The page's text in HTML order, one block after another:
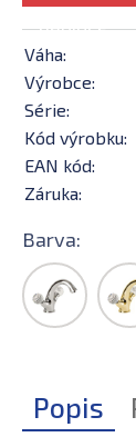
nabídce
Váha:
Výrobce:
Série:
Kód výrobku:
EAN kód:
Záruka:
Barva:
Popis